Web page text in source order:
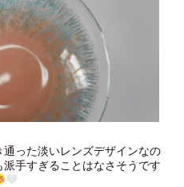
った淡いレンズデザインなの
手すぎることはなさそうです